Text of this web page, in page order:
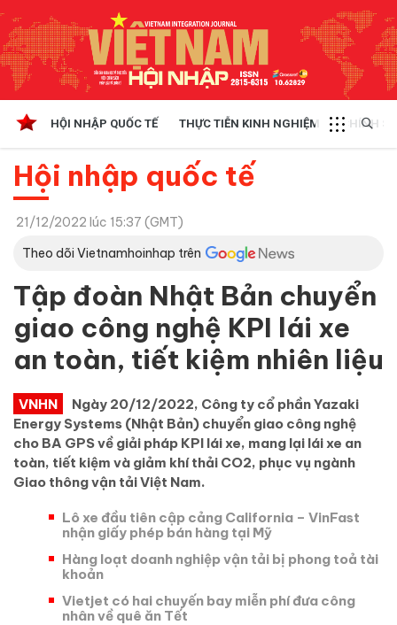
HỘI NHẬP QUỐC TẾ THỰC TIỄN KINH NGHIỆM CHÍNH
Hội nhập quốc tế
21/12/2022 lúc 15:37 (GMT)
Theo dõi Vietnamhoinhap trên
Tập đoàn Nhật Bản chuyển
giao công nghệ KPI lái xe
an toàn, tiết kiệm nhiên liệu
VNHN
Ngày 20/12/2022, Công ty cổ phần Yazaki
Energy Systems (Nhật Bản) chuyển giao công nghệ
cho BA GPS về giải pháp KPI lái xe, mang lại lái xe an
toàn, tiết kiệm và giảm khí thải CO2, phục vụ ngành
Giao thông vận tải Việt Nam.
Lô xe đầu tiên cập cảng California – VinFast
nhận giấy phép bán hàng tại Mỹ
Hàng loạt doanh nghiệp vận tải bị phong toả tài
khoản
Vietjet có hai chuyến bay miễn phí đưa công
nhân về quê ăn Tết